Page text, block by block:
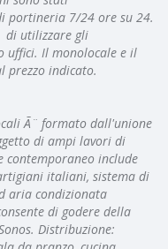
portineria 7/24 ore su 24.
di utilizzare gli
uffici. Il monolocale e il
prezzo indicato.
Ã¨ formato dall'unione
di ampi lavori di
include
italiani, sistema di
aria condizionata
di godere della
Distribuzione: